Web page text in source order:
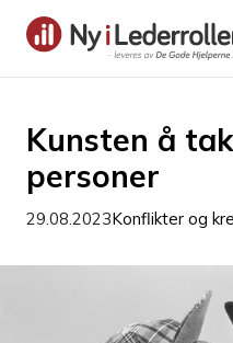
Kunsten å
personer
29.08.2023Konflikter og